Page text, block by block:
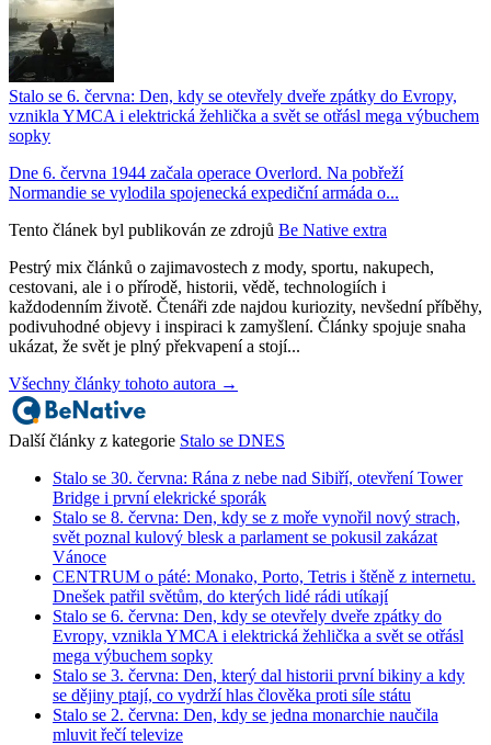
Stalo se 6. června: Den, kdy se otevřely dveře zpátky do Evropy,
vznikla YMCA i elektrická žehlička a svět se otřásl mega výbuchem
sopky
Dne 6. června 1944 začala operace Overlord. Na pobřeží
Normandie se vylodila spojenecká expediční armáda o...
Tento článek byl publikován ze zdrojů Be Native extra
Pestrý mix článků o zajimavostech z mody, sportu, nakupech,
cestovani, ale i o přírodě, historii, vědě, technologiích i
každodenním životě. Čtenáři zde najdou kuriozity, nevšední příběhy,
podivuhodné objevy i inspiraci k zamyšlení. Články spojuje snaha
ukázat, že svět je plný překvapení a stojí...
Všechny články tohoto autora →
Další články z kategorie Stalo se DNES
Stalo se 30. června: Rána z nebe nad Sibiří, otevření Tower
Bridge i první elekrické sporák
Stalo se 8. června: Den, kdy se z moře vynořil nový strach,
svět poznal kulový blesk a parlament se pokusil zakázat
Vánoce
CENTRUM o páté: Monako, Porto, Tetris i štěně z internetu.
Dnešek patřil světům, do kterých lidé rádi utíkají
Stalo se 6. června: Den, kdy se otevřely dveře zpátky do
Evropy, vznikla YMCA i elektrická žehlička a svět se otřásl
mega výbuchem sopky
Stalo se 3. června: Den, který dal historii první bikiny a kdy
se dějiny ptají, co vydrží hlas člověka proti síle státu
Stalo se 2. června: Den, kdy se jedna monarchie naučila
mluvit řečí televize